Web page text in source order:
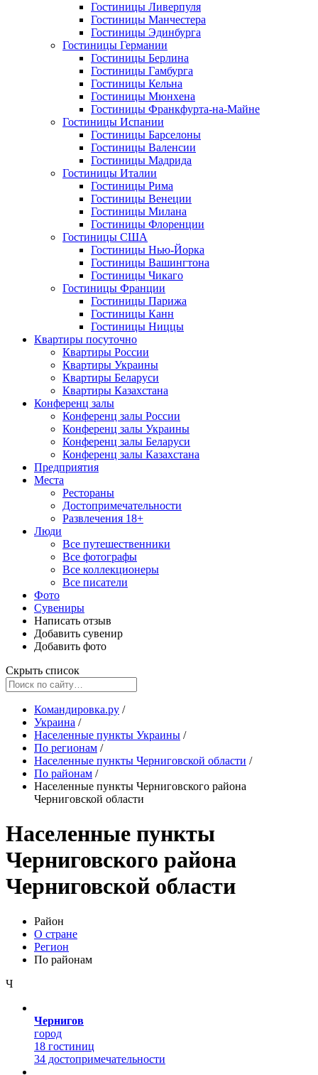
Гостиницы Ливерпуля
Гостиницы Манчестера
Гостиницы Эдинбурга
Гостиницы Германии
Гостиницы Берлина
Гостиницы Гамбурга
Гостиницы Кельна
Гостиницы Мюнхена
Гостиницы Франкфурта-на-Майне
Гостиницы Испании
Гостиницы Барселоны
Гостиницы Валенсии
Гостиницы Мадрида
Гостиницы Италии
Гостиницы Рима
Гостиницы Венеции
Гостиницы Милана
Гостиницы Флоренции
Гостиницы США
Гостиницы Нью-Йорка
Гостиницы Вашингтона
Гостиницы Чикаго
Гостиницы Франции
Гостиницы Парижа
Гостиницы Канн
Гостиницы Ниццы
Квартиры посуточно
Квартиры России
Квартиры Украины
Квартиры Беларуси
Квартиры Казахстана
Конференц залы
Конференц залы России
Конференц залы Украины
Конференц залы Беларуси
Конференц залы Казахстана
Предприятия
Места
Рестораны
Достопримечательности
Развлечения 18+
Люди
Все путешественники
Все фотографы
Все коллекционеры
Все писатели
Фото
Сувениры
Написать отзыв
Добавить сувенир
Добавить фото
Скрыть список
Командировка.ру /
Украина /
Населенные пункты Украины /
По регионам /
Населенные пункты Черниговской области /
По районам /
Населенные пункты Черниговского района
Черниговской области
Населенные пункты
Черниговского района
Черниговской области
Район
О стране
Регион
По районам
Ч
Чернигов
город
18 гостиниц
34 достопримечательности